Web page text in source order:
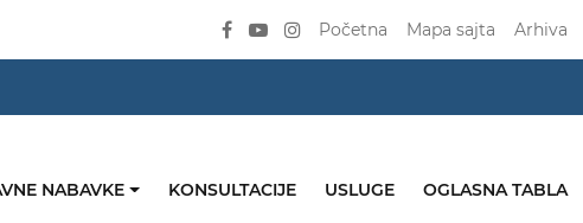
Početna Mapa sajta Arhiva
NABAVKE KONSULTACIJE USLUGE OGLASNA TABLA